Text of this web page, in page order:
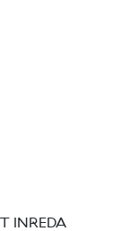
INREDA